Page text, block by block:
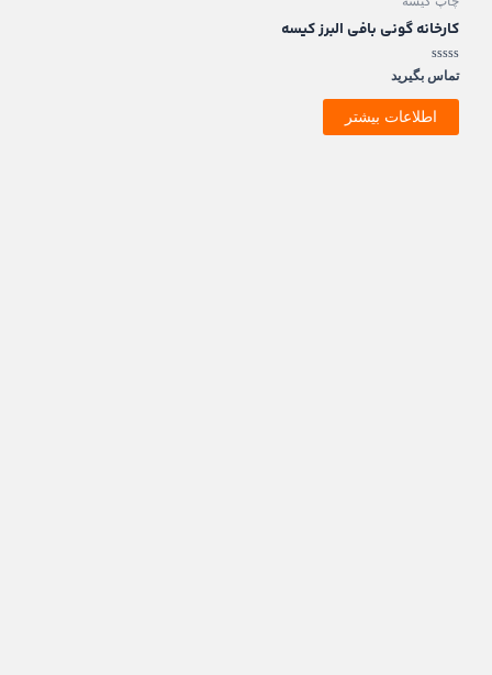
کارخانه گونی بافی البرز کیسه
امتیاز
0
از
تماس بگیرید
اطلاعات بیشتر